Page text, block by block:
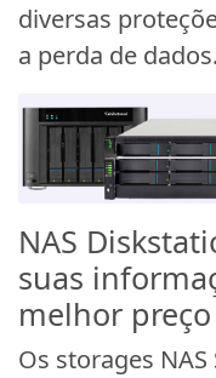
diversas
a perda de dados.
NAS
suas
melhor preço
Os storages